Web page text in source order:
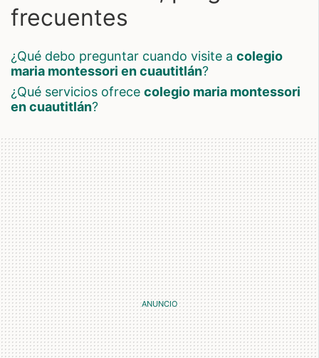
frecuentes
¿qué debo preguntar cuando visite a colegio
maria montessori en cuautitlán?
¿qué servicios ofrece colegio maria montessori
en cuautitlán?